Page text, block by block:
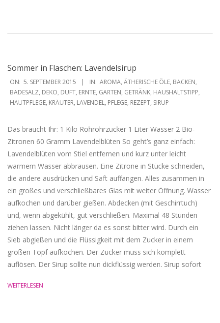
Sommer in Flaschen: Lavendelsirup
2015-
09-
05
ON: 5. SEPTEMBER 2015 IN: AROMA, ÄTHERISCHE ÖLE, BACKEN,
BADESALZ, DEKO, DUFT, ERNTE, GARTEN, GETRÄNK, HAUSHALTSTIPP,
HAUTPFLEGE, KRÄUTER, LAVENDEL, PFLEGE, REZEPT, SIRUP
Das braucht Ihr: 1 Kilo Rohrohrzucker 1 Liter Wasser 2 Bio-
Zitronen 60 Gramm Lavendelblüten So geht’s ganz einfach:
Lavendelblüten vom Stiel entfernen und kurz unter leicht
warmem Wasser abbrausen. Eine Zitrone in Stücke schneiden,
die andere ausdrücken und Saft auffangen. Alles zusammen in
ein großes und verschließbares Glas mit weiter Öffnung. Wasser
aufkochen und darüber gießen. Abdecken (mit Geschirrtuch)
und, wenn abgekühlt, gut verschließen. Maximal 48 Stunden
ziehen lassen. Nicht länger da es sonst bitter wird. Durch ein
Sieb abgießen und die Flüssigkeit mit dem Zucker in einem
großen Topf aufkochen. Der Zucker muss sich komplett
auflösen. Der Sirup sollte nun dickflüssig werden. Sirup sofort
WEITERLESEN